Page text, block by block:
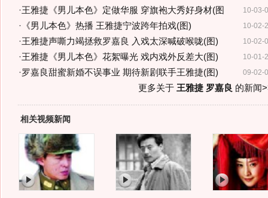
10-03-
·王雅捷《男儿本色》定做华服 穿旗袍大秀好身材(图
10-02-
· 《男儿本色》热播 王雅捷宁波跨年拍戏(图)
10-02-
·王雅捷声嘶力竭拯救罗嘉良 入戏太深喊破喉咙(图)
10-01-
·王雅捷《男儿本色》花絮曝光 戏内戏外反差大(图)
09-02-
·罗嘉良甜蜜新婚不误事业 期待新剧联手王雅捷(图)
更多关于 王雅捷 罗嘉良 的新闻
相关视频新闻